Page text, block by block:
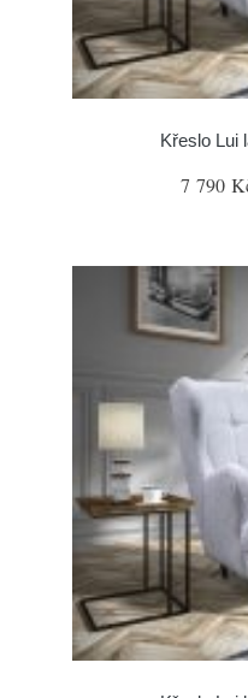
Křeslo Lui
7 790